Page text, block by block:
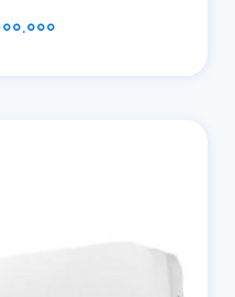
22.400.000